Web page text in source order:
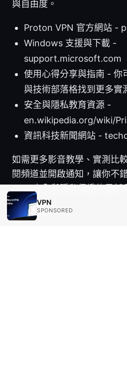
與自由度。
Proton VPN 官方網站 -
Windows 支援與下載 -
support.microsoft.com
使用心得分享與指南 - 你
與技術部落格找到更多實
安全與隱私教育資源 -
en.wikipedia.org/wiki/
資訊科技新聞網站 -
如需更多影音教學、實測比
閱頻道並開啟通知，讓你不
VPN 安全與隱私保護的最新
Sources:
VPN
SPONSORED